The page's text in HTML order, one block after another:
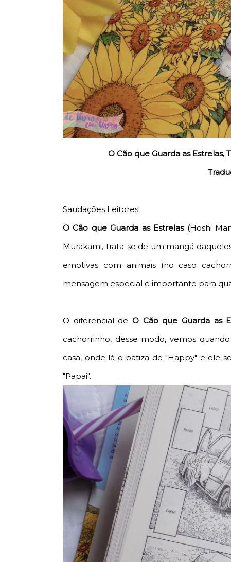
O Cão que Guarda as Estrelas,
Saudações Leitores!
O Cão que Guarda as Estrelas (Hoshi
Murakami, trata-se de um mangá
emotivas com animais (no caso
mensagem especial e importante para
O diferencial de O Cão que Guarda as
cachorrinho, desse modo, vemos
casa, onde lá o batiza de "Happy" e ele
"Papai".